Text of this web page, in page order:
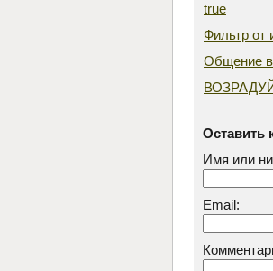
true
Фильтр от
Общение в
Оставить
Имя или
Email: